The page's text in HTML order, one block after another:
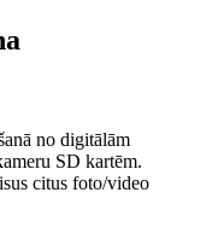
no digitālām
SD kartēm.
citus foto/video